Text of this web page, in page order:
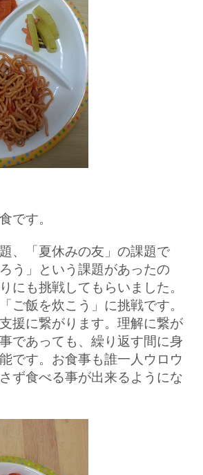
です。
、「夏休みの友」の課題で
う」という課題があったの
にも挑戦してもらいました。
ご飯を炊こう」に挑戦です。
援に繋がります。理解に繋が
であっても、繰り返す間に身
です。お食事も誰一人ウロウ
ず食べる事が出来るようにな